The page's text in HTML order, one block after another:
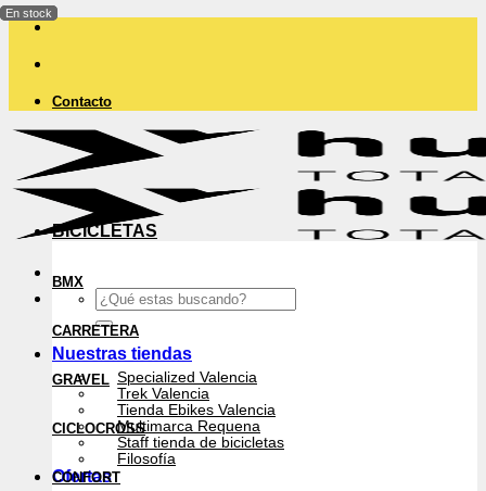
Saltar
contenido
Contacto
Buscar
por:
Nuestras tiendas
Specialized Valencia
Trek Valencia
Tienda Ebikes Valencia
Multimarca Requena
Staff tienda de bicicletas
Filosofía
Ofertas
BICICLETAS
BMX
CARRETERA
GRAVEL
CICLOCROSS
CONFORT